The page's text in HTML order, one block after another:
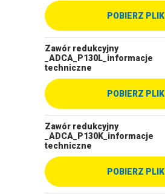
POBIERZ PLIK
Zawór redukcyjny
_ADCA_P130L_informacje
techniczne
POBIERZ PLIK
Zawór redukcyjny
_ADCA_P130K_informacje
techniczne
POBIERZ PLIK